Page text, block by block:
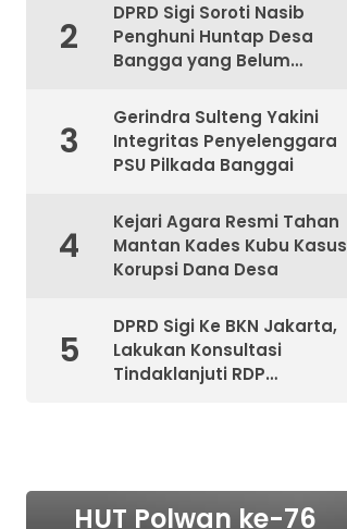
2
DPRD Sigi Soroti Nasib
Penghuni Huntap Desa
Bangga yang Belum
3
Gerindra Sulteng Yakini
Integritas Penyelenggara
PSU Pilkada Banggai
4
Kejari Agara Resmi Tahan
Mantan Kades Kubu Kasus
Korupsi Dana Desa
5
DPRD Sigi Ke BKN Jakarta,
Lakukan Konsultasi
Tindaklanjuti RDP
HUT Polwan ke-76